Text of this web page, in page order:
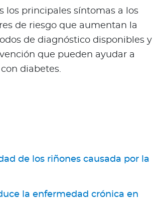
los principales síntomas a los
de riesgo que aumentan la
de diagnóstico disponibles y
que pueden ayudar a
diabetes.
de los riñones causada por la
la enfermedad crónica en